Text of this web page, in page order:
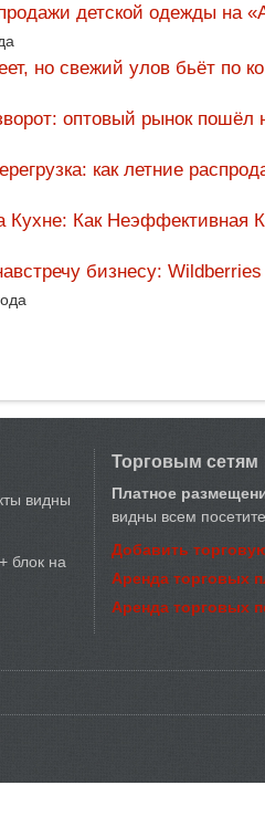
детской одежды на
но свежий улов бьёт по
оптовый рынок
как летние
Кухне: Как
бизнесу:
видны
+ блок на
Торговым сетям
Платное
видны всем
Добавить
Аренда торговых
Аренда торговых